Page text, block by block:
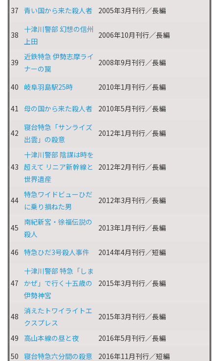
37 青い国から来た殺人者 2005年3月刊行／長編
38
十津川警部 幻想の信州
上田
2006年10月刊行／長編
39
近鉄特急 伊勢志摩ライ
ナーの罠
2008年9月刊行／長編
40 岐阜羽島駅25時 2010年1月刊行／長編
41 母の国から来た殺人者 2010年5月刊行／長編
42
寝台特急「サンライズ
出雲」の殺意
2012年1月刊行／長編
43
十津川警部 陰謀は時を
超えて リニア新幹線と
世界遺産
2012年2月刊行／長編
44
特急ワイドビューひだ
に乗り損ねた男
2012年3月刊行／長編
45
南紀新宮・徐福伝説の
殺人
2013年1月刊行／長編
46 特急ひだ3号殺人事件 2014年4月刊行／短編
47
十津川警部 特急「しま
かぜ」で行く十五歳の
伊勢神宮
2015年3月刊行／長編
48
消えたトワイライトエ
クスプレス
2015年3月刊行／長編
49 高山本線の昼と夜
2016年5月刊行／長編
50 寝台特急六分間の殺意 2016年11月刊行／短編